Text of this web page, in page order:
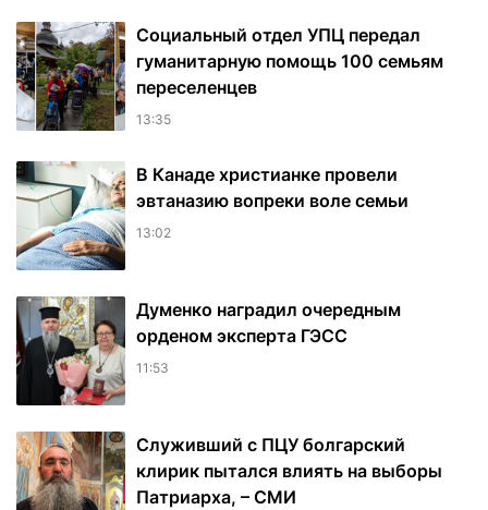
Социальный отдел УПЦ передал
гуманитарную помощь 100 семьям
переселенцев
13:35
В Канаде христианке провели
эвтаназию вопреки воле семьи
13:02
Думенко наградил очередным
орденом эксперта ГЭСС
11:53
Служивший с ПЦУ болгарский
клирик пытался влиять на выборы
Патриарха, – СМИ